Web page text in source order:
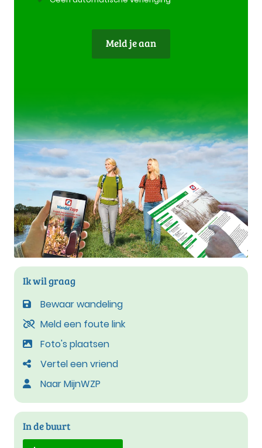
Meld je aan
Ik wil graag
Bewaar wandeling
Meld een foute link
Foto's plaatsen
Vertel een vriend
Naar MijnWZP
In de buurt